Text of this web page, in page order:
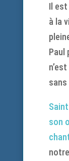
Il
à la
Paul
sans
son